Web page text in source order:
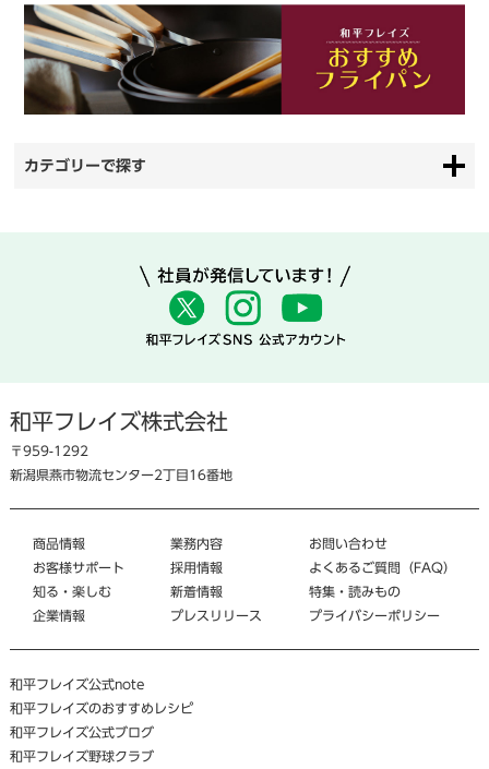
カテゴリーで探す
和平フレイズ株式会社
〒959-1292
新潟県燕市物流センター2丁目16番地
商品情報
お客様サポート
知る・楽しむ
企業情報
業務内容
採用情報
新着情報
プレスリリース
お問い合わせ
よくあるご質問（FAQ）
特集・読みもの
プライバシーポリシー
和平フレイズ公式note
和平フレイズのおすすめレシピ
和平フレイズ公式ブログ
和平フレイズ野球クラブ